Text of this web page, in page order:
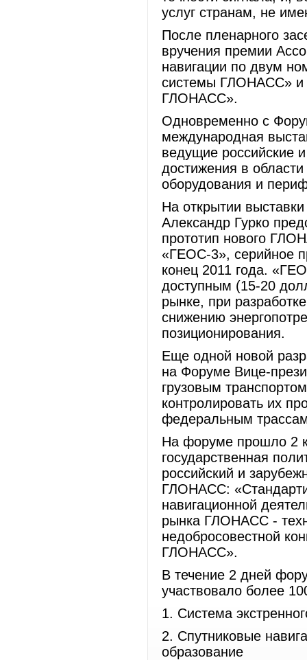
услуг странам, не
После пленарного
вручения премии
навигации по двум
системы ГЛОНАСС» и
ГЛОНАСС».
Одновременно с
международная
ведущие российские
достижения в области
оборудования и
На открытии
Александр Гурко
прототип нового
«ГЕОС-3», серийное
конец 2011 года.
доступным (15-20
рынке, при
снижению
позиционирования.
Еще одной новой
на Форуме Вице-
грузовым
контролировать их
федеральным
На форуме прошло 2
государственная
российский и
ГЛОНАСС:
навигационной
рынка ГЛОНАСС -
недобросовестной
ГЛОНАСС».
В течение 2 дней
участвовало более
1. Система
2. Спутниковые
образование